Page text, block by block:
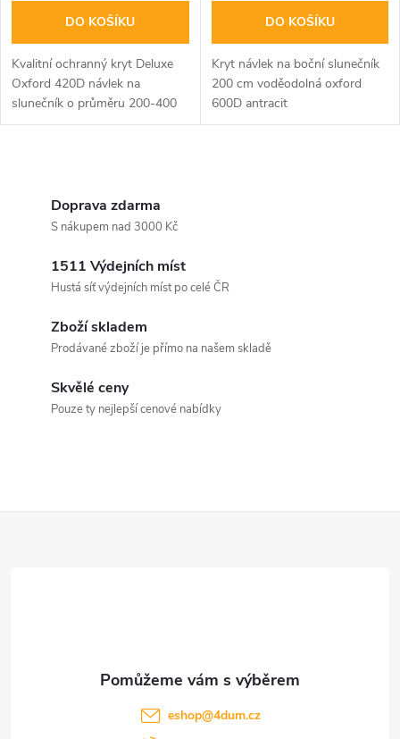
DO KOŠÍKU
Kvalitní ochranný kryt Deluxe
Oxford 420D návlek na
slunečník o průměru 200-400
cm s boční tyčí
DO KOŠÍKU
Kryt návlek na boční slunečník
200 cm voděodolná oxford
600D antracit
Doprava zdarma
S nákupem nad 3000 Kč
1511 Výdejních míst
Hustá síť výdejních míst po celé ČR
Zboží skladem
Prodávané zboží je přímo na našem skladě
Skvělé ceny
Pouze ty nejlepší cenové nabídky
eshop@4dum.cz